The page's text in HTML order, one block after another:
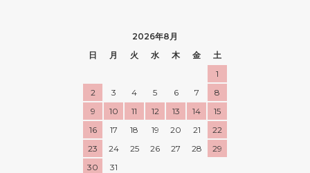
2026年8月
日
月 火 水 木 金
土
1
2
3 4 5 6 7
8
9
10 11 12 13 14
15
16
17 18 19 20 21
22
23
24 25 26 27 28
29
30
31